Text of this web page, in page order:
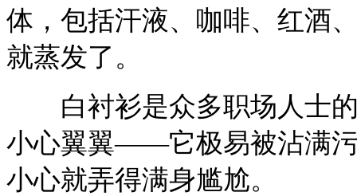
体，包括汗液、咖啡、红酒
就蒸发了。
白衬衫是众多职场人士的
小心翼翼——它极易被沾满
小心就弄得满身尴尬。